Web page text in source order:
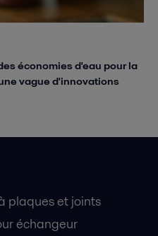
économies d'eau pour la
vague d'innovations
plaques et joints
échangeur